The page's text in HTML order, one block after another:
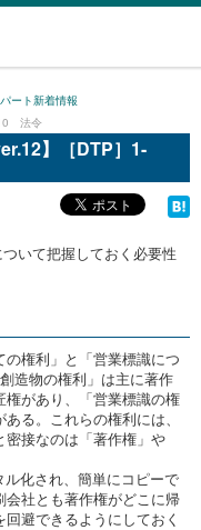
ート新着情報
10 法令
】［DTP］1-
いて把握しておく必要性
権利」と「営業標識につ
造物の権利」は主に著作
があり、「営業標識の権
る。これらの権利には、
接なのは「著作権」や
化され、簡単にコピーで
会社とも著作権がどこに帰
避できるようにしておく